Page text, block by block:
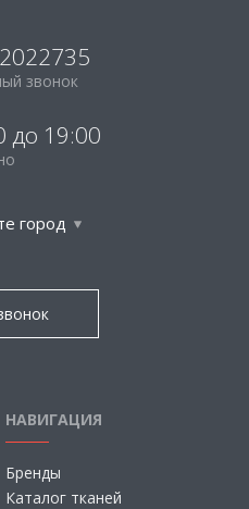
звонок
до 19:00
город
НАВИГАЦИЯ
Бренды
Каталог тканей